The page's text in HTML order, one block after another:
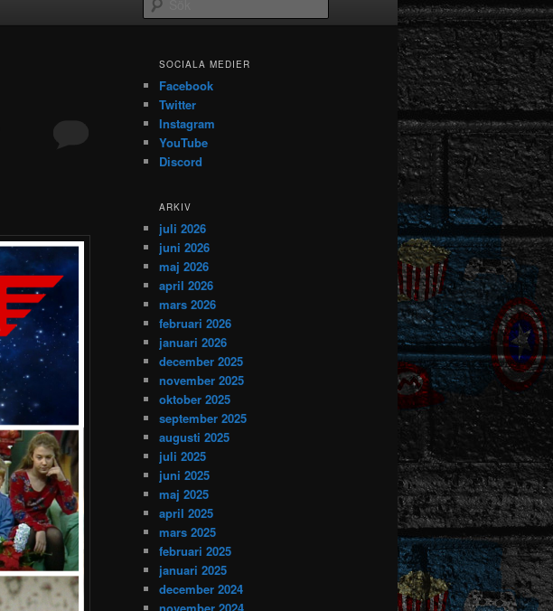
SOCIALA MEDIER
Facebook
Twitter
Instagram
YouTube
Discord
ARKIV
juli 2026
juni 2026
maj 2026
april 2026
mars 2026
februari 2026
januari 2026
december 2025
november 2025
oktober 2025
september 2025
augusti 2025
juli 2025
juni 2025
maj 2025
april 2025
mars 2025
februari 2025
januari 2025
december 2024